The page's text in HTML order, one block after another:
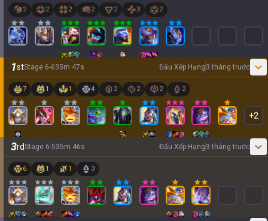
2 2 2 2 2 3 2
1stStage 6-635m 47s Đấu Xếp Hạng 3 tháng trước
7 1 1 4 2 2 2 2
+2
3rdStage 6-535m 46s Đấu Xếp Hạng 3 tháng trước
6 1 1 3